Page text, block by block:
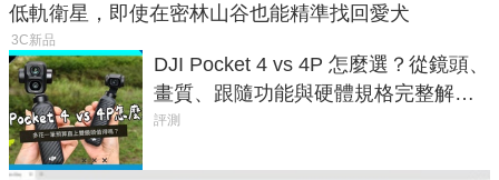
低軌衛星，即使在密林山谷也能精準找回愛犬
3C新品
DJI Pocket 4 vs 4P 怎麼選？從鏡頭、
畫質、跟隨功能與硬體規格完整解
析，一次看懂兩台差異
評測